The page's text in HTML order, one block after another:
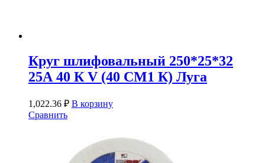
Круг шлифовальный 250*25*32
25А 40 К V (40 СМ1 К) Луга
1,022.36 ₽ В корзину
Сравнить